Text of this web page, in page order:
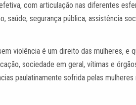
com articulação nas diferentes
saúde, segurança pública, assistência
violência é um direito das mulheres, e
sociedade em geral, vítimas e
paulatinamente sofrida pelas mulheres